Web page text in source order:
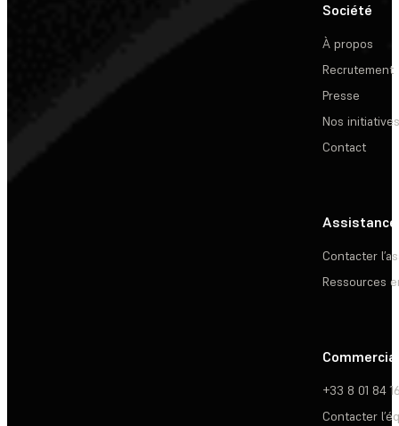
Société
À propos
Recrutement
Presse
Nos initiatives
Contact
Assistance
Contacter
Ressources
Commercial
+33 8 01 84
Contacter